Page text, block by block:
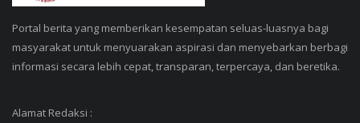
Portal berita yang memberikan kesempatan seluas-luasnya bagi
masyarakat untuk menyuarakan aspirasi dan menyebarkan berbagi
informasi secara lebih cepat, transparan, terpercaya, dan beretika.
Alamat Redaksi :